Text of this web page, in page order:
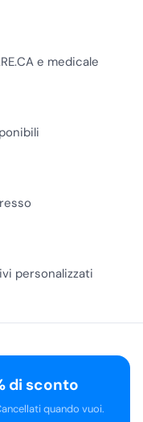
e medicale
personalizzati
di sconto
quando vuoi.